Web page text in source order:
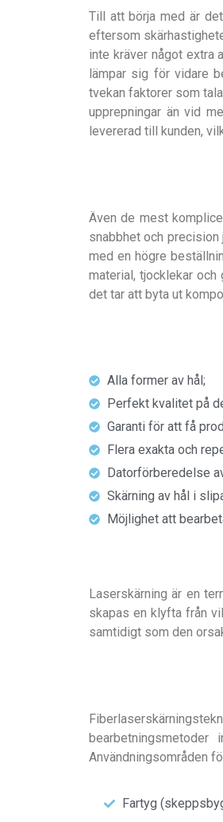
Till att börja med är
eftersom
inte kräver något extra
lämpar sig för vidare
tvekan faktorer som
upprepningar än vid
levererad till kunden,
Även de mest
snabbhet och
med en högre
material, tjocklekar
det tar att byta ut
Alla former av hål;
Perfekt kvalitet på
Garanti för att få
Flera exakta och
Datorförberedelse
Skärning av hål i
Möjlighet att
Laserskärning är en
skapas en klyfta från
samtidigt som den
Användningsområden
Fartyg